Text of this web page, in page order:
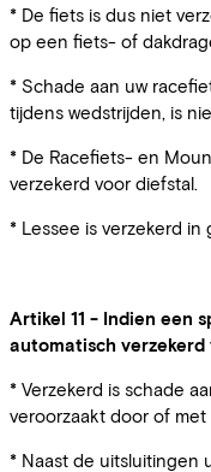
* De fiets is dus niet
op een fiets- of
* Schade aan uw
tijdens wedstrijden, is
* De Racefiets- en
verzekerd voor diefstal.
* Lessee is verzekerd in
Artikel 11 - Indien een
automatisch
* Verzekerd is schade
veroorzaakt door of met
* Naast de uitsluitingen